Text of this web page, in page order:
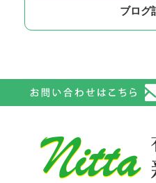
ブログ